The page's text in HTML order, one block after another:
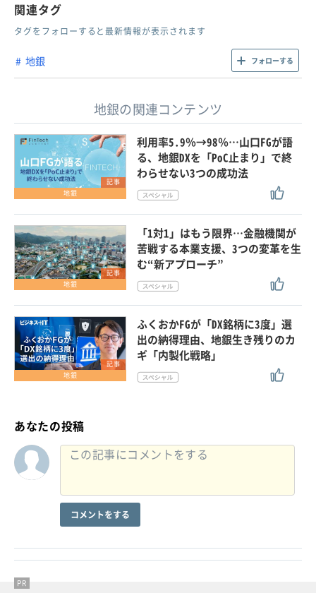
関連タグ
タグをフォローすると最新情報が表示されます
地銀 フォローする
地銀の関連コンテンツ
記事
地銀
利用率5.9％→98％…山口FGが語
る、地銀DXを「PoC止まり」で終
わらせない3つの成功法
記事
地銀
「1対1」はもう限界…金融機関が
苦戦する本業支援、3つの変革を生
む“新アプローチ”
記事
地銀
ふくおかFGが「DX銘柄に3度」選
出の納得理由、地銀生き残りのカ
ギ「内製化戦略」
あなたの投稿
コメントをする
PR
PR
PR